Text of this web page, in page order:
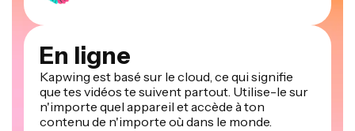
En ligne
Kapwing est basé sur le cloud, ce qui signifie
que tes vidéos te suivent partout. Utilise-le sur
n'importe quel appareil et accède à ton
contenu de n'importe où dans le monde.